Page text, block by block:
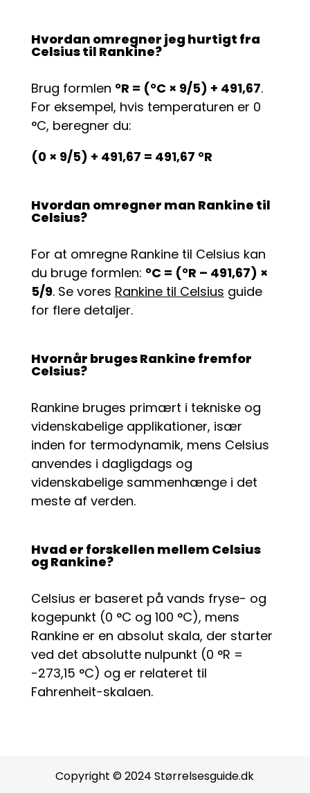
Hvordan omregner jeg hurtigt fra
Celsius til Rankine?
Brug formlen °R = (°C × 9/5) + 491,67.
For eksempel, hvis temperaturen er 0
°C, beregner du:
(0 × 9/5) + 491,67 = 491,67 °R
Hvordan omregner man Rankine til
Celsius?
For at omregne Rankine til Celsius kan
du bruge formlen: °C = (°R – 491,67) ×
5/9. Se vores Rankine til Celsius guide
for flere detaljer.
Hvornår bruges Rankine fremfor
Celsius?
Rankine bruges primært i tekniske og
videnskabelige applikationer, især
inden for termodynamik, mens Celsius
anvendes i dagligdags og
videnskabelige sammenhænge i det
meste af verden.
Hvad er forskellen mellem Celsius
og Rankine?
Celsius er baseret på vands fryse- og
kogepunkt (0 °C og 100 °C), mens
Rankine er en absolut skala, der starter
ved det absolutte nulpunkt (0 °R =
-273,15 °C) og er relateret til
Fahrenheit-skalaen.
Copyright © 2024 Størrelsesguide.dk